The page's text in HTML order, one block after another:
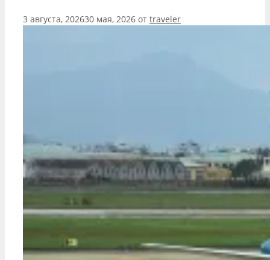
3 августа, 202630 мая, 2026 от traveler